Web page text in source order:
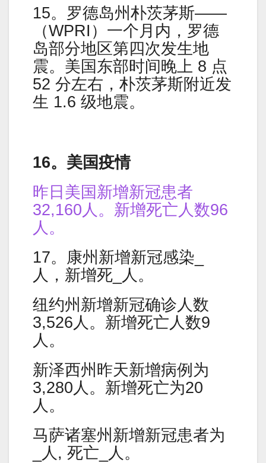
15。罗德岛州朴茨茅斯——
（WPRI）一个月内，罗德
岛部分地区第四次发生地
震。美国东部时间晚上 8 点
52 分左右，朴茨茅斯附近发
生 1.6 级地震。
16。美国疫情
昨日美国新增新冠患者
32,160人。新增死亡人数96
人。
17。康州新增新冠感染_
人，新增死_人。
纽约州新增新冠确诊人数
3,526人。新增死亡人数9
人。
新泽西州昨天新增病例为
3,280人。新增死亡为20
人。
马萨诸塞州新增新冠患者为
_人, 死亡_人。